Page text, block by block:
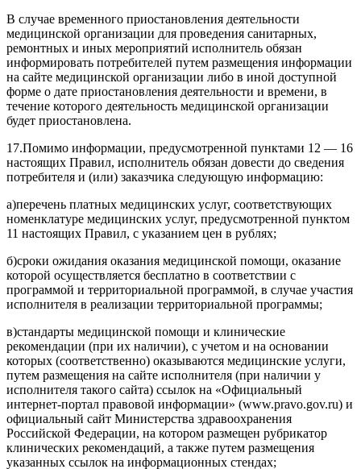
В случае временного приостановления деятельности
медицинской организации для проведения санитарных,
ремонтных и иных мероприятий исполнитель обязан
информировать потребителей путем размещения информации
на сайте медицинской организации либо в иной доступной
форме о дате приостановления деятельности и времени, в
течение которого деятельность медицинской организации
будет приостановлена.
17.Помимо информации, предусмотренной пунктами 12 — 16
настоящих Правил, исполнитель обязан довести до сведения
потребителя и (или) заказчика следующую информацию:
а)перечень платных медицинских услуг, соответствующих
номенклатуре медицинских услуг, предусмотренной пунктом
11 настоящих Правил, с указанием цен в рублях;
б)сроки ожидания оказания медицинской помощи, оказание
которой осуществляется бесплатно в соответствии с
программой и территориальной программой, в случае участия
исполнителя в реализации территориальной программы;
в)стандарты медицинской помощи и клинические
рекомендации (при их наличии), с учетом и на основании
которых (соответственно) оказываются медицинские услуги,
путем размещения на сайте исполнителя (при наличии у
исполнителя такого сайта) ссылок на «Официальный
интернет-портал правовой информации» (www.pravo.gov.ru) и
официальный сайт Министерства здравоохранения
Российской Федерации, на котором размещен рубрикатор
клинических рекомендаций, а также путем размещения
указанных ссылок на информационных стендах;